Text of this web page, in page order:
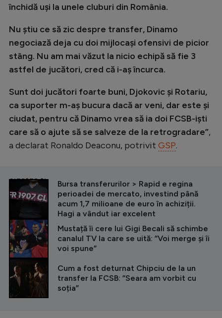
închidă uși la unele cluburi din România.
Nu știu ce să zic despre transfer, Dinamo
negociază deja cu doi mijlocași ofensivi de picior
stâng. Nu am mai văzut la nicio echipă să fie 3
astfel de jucători, cred că i-aș încurca.
Sunt doi jucători foarte buni, Djokovic și Rotariu,
ca suporter m-aș bucura dacă ar veni, dar este și
ciudat, pentru că Dinamo vrea să ia doi FCSB-iști
care să o ajute să se salveze de la retrogradare”,
a declarat Ronaldo Deaconu, potrivit GSP.
CITEȘTE ȘI
Bursa transferurilor > Rapid e regina
perioadei de mercato, investind până
acum 1,7 milioane de euro în achiziții.
Hagi a vândut iar excelent
Mustață îi cere lui Gigi Becali să schimbe
canalul TV la care se uită: ”Voi merge și îi
voi spune”
Cum a fost deturnat Chipciu de la un
transfer la FCSB: ”Seara am vorbit cu
soția”